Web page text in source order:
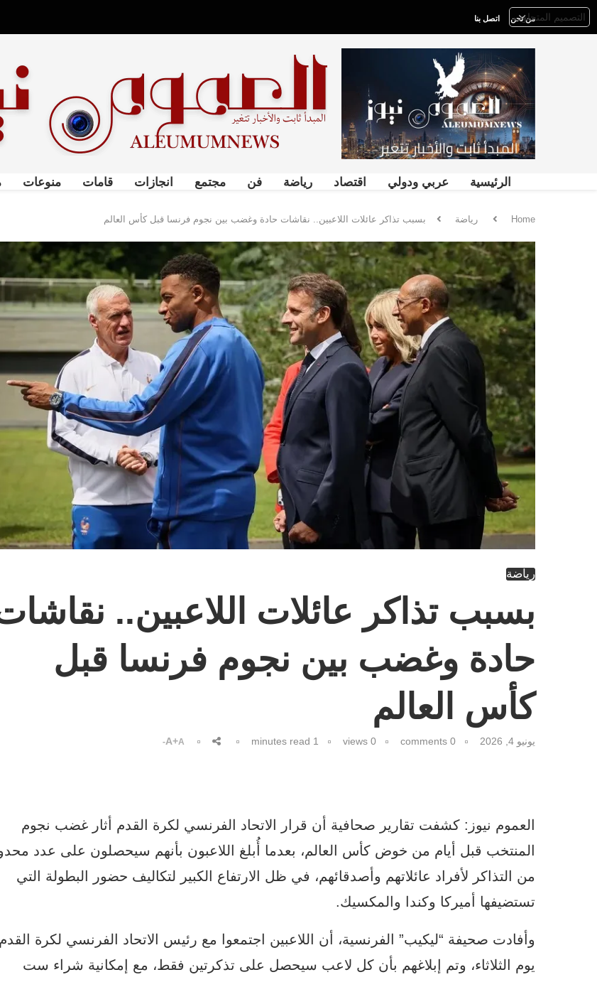
من نحن اتصل بنا
الرئيسية عربي ودولي اقتصاد رياضة فن مجتمع انجازات قامات منوعات
Home رياضة بسبب تذاكر عائلات اللاعبين.. نقاشات حادة وغضب بين نجوم فرنسا قبل كأس العالم
رياضة
بسبب تذاكر عائلات اللاعبين..
حادة وغضب بين نجوم فرنسا قبل
كأس العالم
يونيو 4, 2026 0 comments
0
1 minutes read
A+A-
العموم نيوز: كشفت تقارير صحافية أن قرار الاتحاد الفرنسي لكرة القدم أثار غضب نجوم
المنتخب قبل أيام من خوض كأس العالم، بعدما أُبلغ اللاعبون بأنهم سيحصلون على عدد
من التذاكر لأفراد عائلاتهم وأصدقائهم، في ظل الارتفاع الكبير لتكاليف حضور البطولة التي
تستضيفها أميركا وكندا والمكسيك.
وأفادت صحيفة “ليكيب” الفرنسية، أن اللاعبين اجتمعوا مع رئيس الاتحاد الفرنسي لكرة القدم
يوم الثلاثاء، وتم إبلاغهم بأن كل لاعب سيحصل على تذكرتين فقط، مع إمكانية شراء ست